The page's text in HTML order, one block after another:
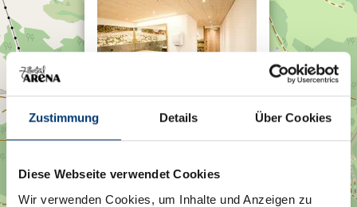
Zustimmung Details Über Cookies
Diese Webseite verwendet Cookies
Wir verwenden Cookies, um Inhalte und Anzeigen zu
Königsleiten 310
5742 Wald/Königsleiten
Plan route